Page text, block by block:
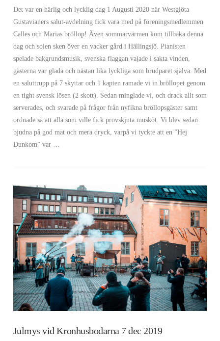
Det var en härlig och lycklig dag 1 Augusti 2020 när Westgiöta
Gustavianers salut-avdelning fick vara med på föreningsmedlemmen
Calles och Marias bröllop! Även sommarvärmen kom tillbaka denna
dag och solen sken över en vacker gård i Hällingsjö. Pianisten
spelade bakgrundsmusik, svenska flaggan vajade i sakta vinden,
gästerna var glada och nästan lika lyckliga som brudparet själva. Med
en saluttrupp på 7 skyttar och 1 kapten ramade vi in bröllopet genom
en tight svensk lösen (2 skott). Sedan minglade vi, och drack allt som
serverades, och svarade på frågor från nyfikna bröllopsgäster samt
ordnade så att alla som ville fick provskjuta musköt. Vi blev sedan
bjudna på god mat och mera dryck, varpå vi tyckte att en ”Hej
Dunkom” var …
Julmys vid Kronhusbodarna 7 dec 2019